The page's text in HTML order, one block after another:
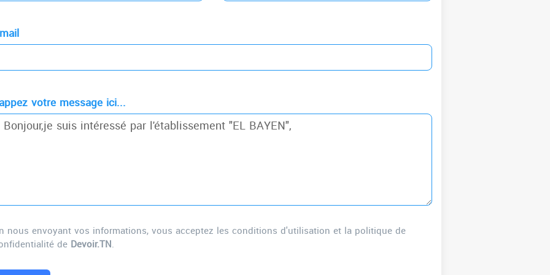
votre message ici...
nous envoyant vos informations, vous acceptez les conditions d'utilisation et la politique de
de Devoir.TN.